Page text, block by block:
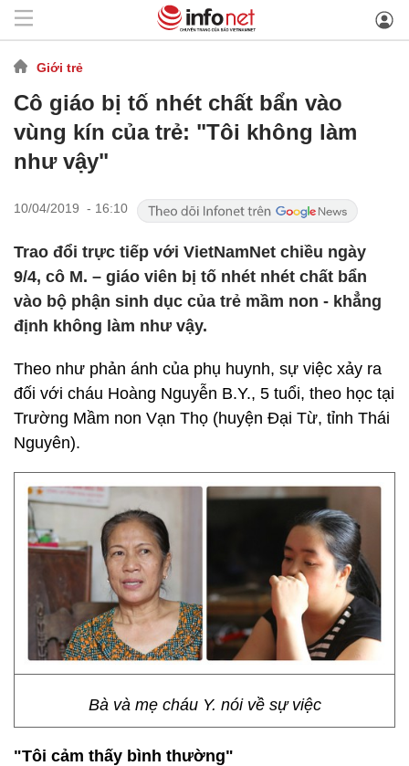
Giới trẻ
Cô giáo bị tố nhét chất bẩn vào
vùng kín của trẻ: "Tôi không làm
như vậy"
10/04/2019 - 16:10
Trao đổi trực tiếp với VietNamNet chiều ngày
9/4, cô M. – giáo viên bị tố nhét nhét chất bẩn
vào bộ phận sinh dục của trẻ mầm non - khẳng
định không làm như vậy.
Theo như phản ánh của phụ huynh, sự việc xảy ra
đối với cháu Hoàng Nguyễn B.Y., 5 tuổi, theo học tại
Trường Mầm non Vạn Thọ (huyện Đại Từ, tỉnh Thái
Nguyên).
Bà và mẹ cháu Y. nói về sự việc
"Tôi cảm thấy bình thường"